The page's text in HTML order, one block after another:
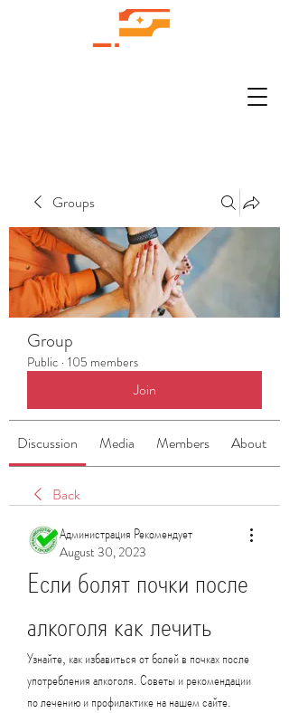
Groups
Group
Public · 105 members
Join
Discussion Media Members About
Back
Администрация Рекомендует
August 30, 2023
Если болят почки после
алкоголя как лечить
Узнайте, как избавиться от болей в почках после
употребления алкоголя. Советы и рекомендации
по лечению и профилактике на нашем сайте.